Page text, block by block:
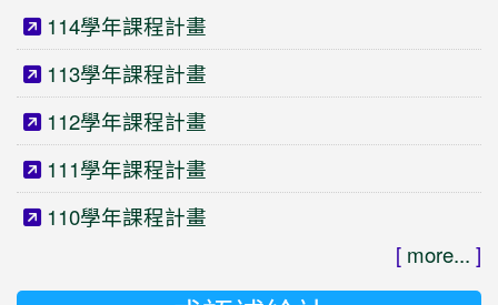
114學年課程計畫
113學年課程計畫
112學年課程計畫
111學年課程計畫
110學年課程計畫
[ more... ]